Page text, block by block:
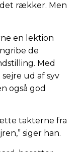
det rækker. Men
en lektion
de
Med
ud af syv
også god
takterne fra
siger han.